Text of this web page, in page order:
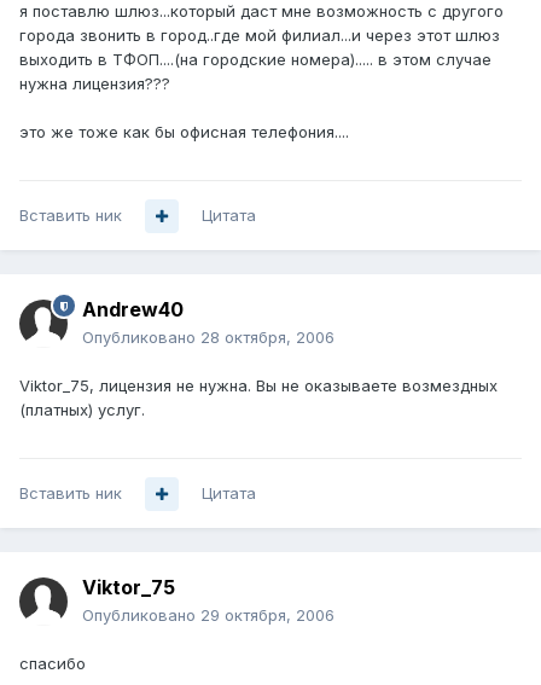
я поставлю шлюз...который даст мне возможность с другого
города звонить в город..где мой филиал...и через этот шлюз
выходить в ТФОП....(на городские номера)..... в этом случае
нужна лицензия???
это же тоже как бы офисная телефония....
Вставить ник Цитата
Andrew40
Опубликовано 28 октября, 2006
Viktor_75, лицензия не нужна. Вы не оказываете возмездных
(платных) услуг.
Вставить ник Цитата
Viktor_75
Опубликовано 29 октября, 2006
спасибо